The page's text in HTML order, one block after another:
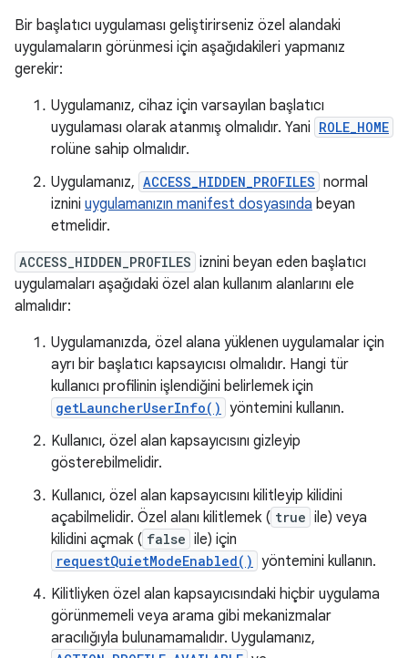
Bir başlatıcı uygulaması geliştirirseniz özel alandaki
uygulamaların görünmesi için aşağıdakileri yapmanız
gerekir:
Uygulamanız, cihaz için varsayılan başlatıcı
uygulaması olarak atanmış olmalıdır. Yani ROLE_HOME
rolüne sahip olmalıdır.
Uygulamanız, ACCESS_HIDDEN_PROFILES normal
iznini uygulamanızın manifest dosyasında beyan
etmelidir.
ACCESS_HIDDEN_PROFILES iznini beyan eden başlatıcı
uygulamaları aşağıdaki özel alan kullanım alanlarını ele
almalıdır:
Uygulamanızda, özel alana yüklenen uygulamalar için
ayrı bir başlatıcı kapsayıcısı olmalıdır. Hangi tür
kullanıcı profilinin işlendiğini belirlemek için
getLauncherUserInfo() yöntemini kullanın.
Kullanıcı, özel alan kapsayıcısını gizleyip
gösterebilmelidir.
Kullanıcı, özel alan kapsayıcısını kilitleyip kilidini
açabilmelidir. Özel alanı kilitlemek ( true ile) veya
kilidini açmak ( false ile) için
requestQuietModeEnabled() yöntemini kullanın.
Kilitliyken özel alan kapsayıcısındaki hiçbir uygulama
görünmemeli veya arama gibi mekanizmalar
aracılığıyla bulunamamalıdır. Uygulamanız,